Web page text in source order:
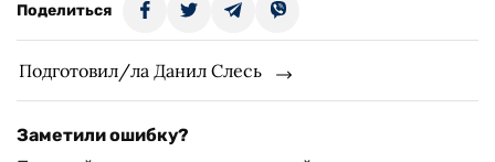
Поделиться
Подготовил/ла Данил Слесь
Заметили ошибку?